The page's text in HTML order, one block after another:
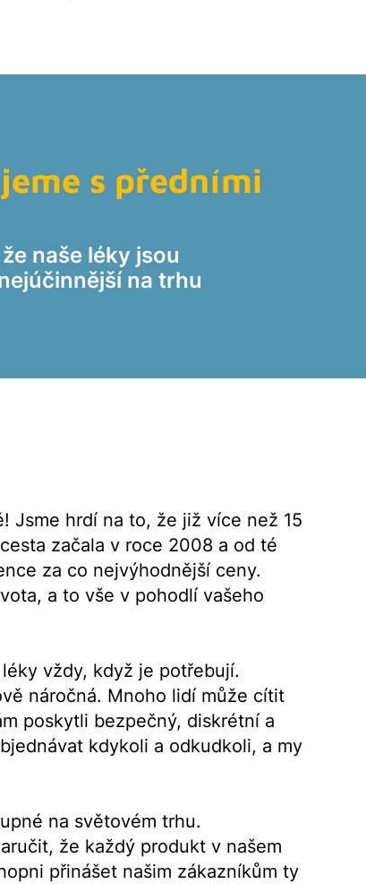
s předními
naše léky jsou
na trhu
Jsme hrdí na to, že již více než 15
začala v roce 2008 a od té
za co nejvýhodnější ceny.
a to vše v pohodlí vašeho
vždy, když je potřebují.
náročná. Mnoho lidí může cítit
poskytli bezpečný, diskrétní a
kdykoli a odkudkoli, a my
na světovém trhu.
že každý produkt v našem
přinášet našim zákazníkům ty